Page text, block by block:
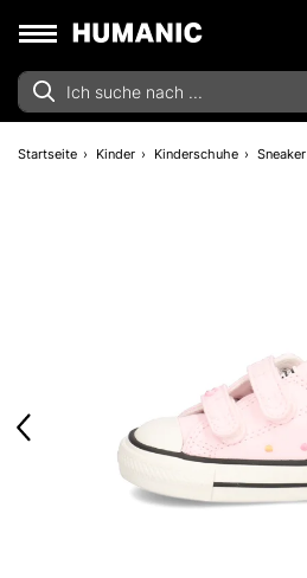
Startseite Kinder Kinderschuhe Sneaker